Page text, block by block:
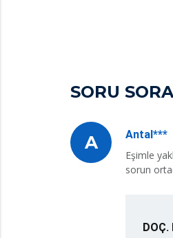
SORU
A Antal***
Eşimle
sorun
DOÇ.